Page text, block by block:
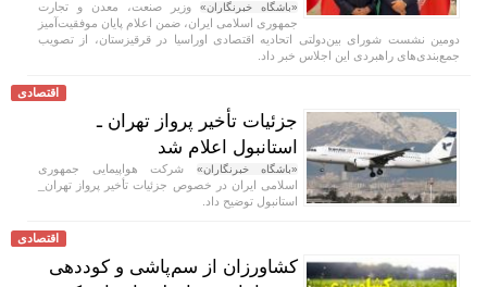
«باشگاه خبرنگاران» وزیر صنعت، معدن و تجارت
جمهوری اسلامی ایران، ضمن اعلام پایان موفقیت‌آمیز
دومین نشست شورای بین‌دولتی اتحادیه اقتصادی اوراسیا در قرقیزستان، از تصویب
جمع‌بندی‌های راهبردی این اجلاس خبر داد.
اقتصادی
جزئیات تأخیر پرواز تهران ـ
استانبول اعلام شد
«باشگاه خبرنگاران» شرکت هواپیمایی جمهوری
اسلامی ایران در خصوص جزئیات تأخیر پرواز تهران_
استانبول توضیح داد.
اقتصادی
کشاورزان از سم‌پاشی و کوددهی